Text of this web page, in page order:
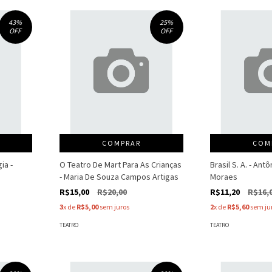
43%
OFF
-
25%
OFF
COMPRAR
O Teatro De Mart Para As Crianças
- Maria De Souza Campos Artigas
R$15,00
R$20,00
3x de R$5,00sem juros
TEATRO
Brasil S. A. -
Moraes
R$11,20
2x de R$5,60sem
TEATRO